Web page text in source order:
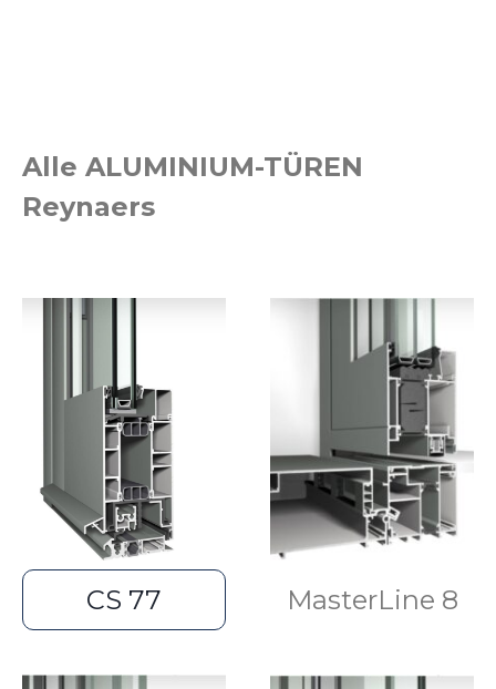
Alle ALUMINIUM-TÜREN
Reynaers
CS 77 MasterLine 8